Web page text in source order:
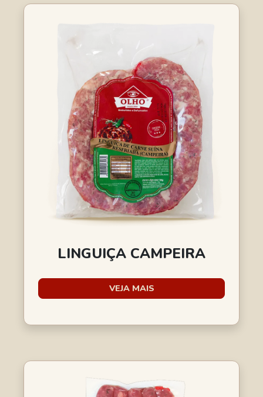
LINGUIÇA CAMPEIRA
VEJA MAIS